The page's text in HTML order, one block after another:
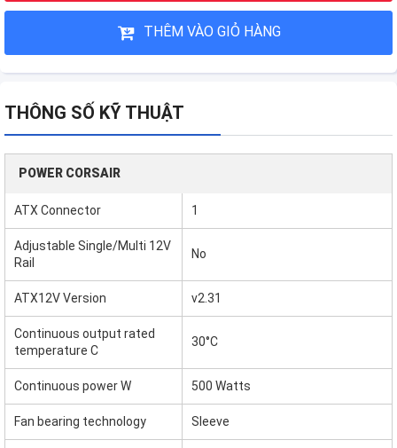
THÊM VÀO GIỎ HÀNG
THÔNG SỐ KỸ THUẬT
POWER CORSAIR
ATX Connector 1
Adjustable Single/Multi 12V
Rail
No
ATX12V Version v2.31
Continuous output rated
temperature C
30°C
Continuous power W 500 Watts
Fan bearing technology Sleeve